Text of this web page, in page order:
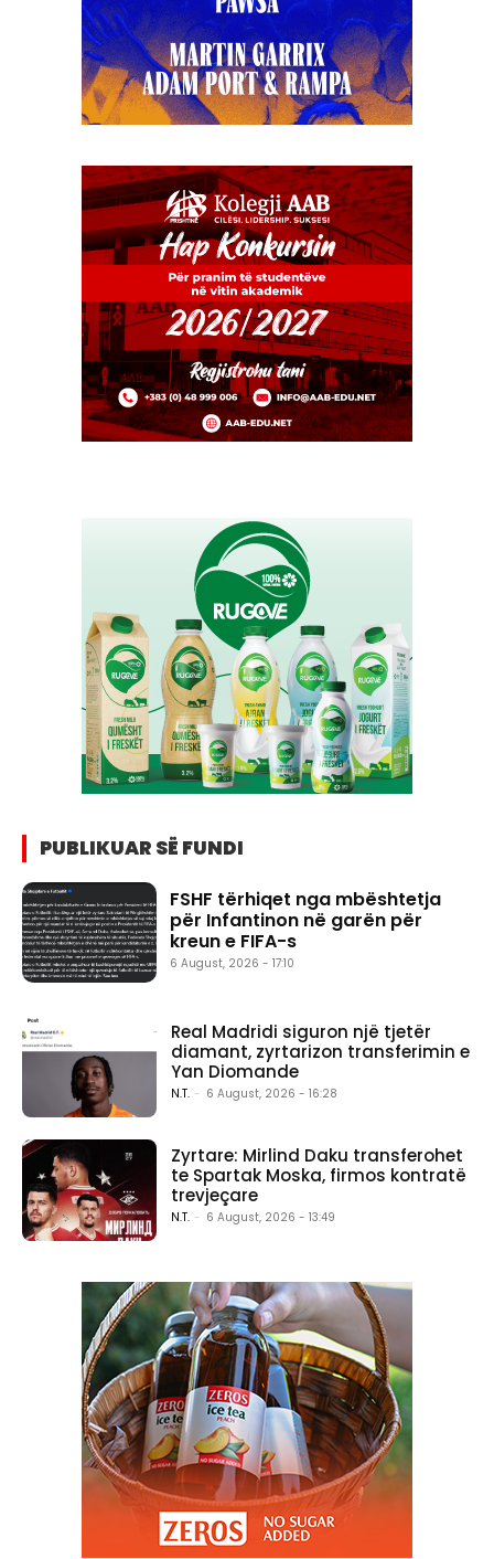
PUBLIKUAR SË FUNDI
FSHF tërhiqet nga mbështetja
për Infantinon në garën për
kreun e FIFA-s
6 August, 2026 - 17:10
Real Madridi siguron një tjetër
diamant, zyrtarizon transferimin e
Yan Diomande
N.T. - 6 August, 2026 - 16:28
Zyrtare: Mirlind Daku transferohet
te Spartak Moska, firmos kontratë
trevjeçare
N.T. - 6 August, 2026 - 13:49